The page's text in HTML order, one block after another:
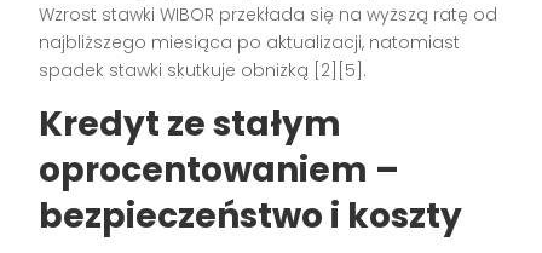
Wzrost stawki WIBOR przekłada się na wyższą ratę od
najbliższego miesiąca po aktualizacji, natomiast
spadek stawki skutkuje obniżką [2][5] .
Kredyt ze stałym
oprocentowaniem –
bezpieczeństwo i koszty